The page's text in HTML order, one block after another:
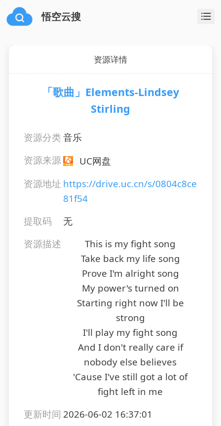
悟空云搜
资源详情
「歌曲」Elements-Lindsey
Stirling
资源分类音乐
资源来源
UC网盘
资源地址 https://drive.uc.cn/s/0804c8ce
81f54
提取码
无
资源描述
This is my fight song
Take back my life song
Prove I'm alright song
My power's turned on
Starting right now I'll be
strong
I'll play my fight song
And I don't really care if
nobody else believes
'Cause I've still got a lot of
fight left in me
更新时间 2026-06-02 16:37:01